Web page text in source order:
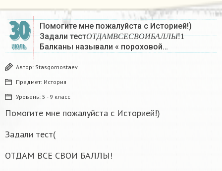
30
ИЮЛЬ
Помогите мне пожалуйста с Историей!)
Задали тест О ТДАМ В С Е С В О И БАЛЛ Ы
ОТДАМВСЕСВОИБ АЛЛ Ы!
Балканы называли « пороховой…
Автор: Stasgornostaev
Предмет: История
Уровень: 5 - 9 класс
Помогите мне пожалуйста с Историей!)
Задали тест(
ОТДАМ ВСЕ СВОИ БАЛЛЫ!